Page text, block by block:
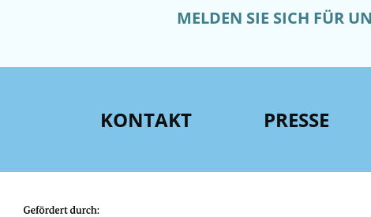
MELDEN SIE SICH FÜR
KONTAKT PRESSE